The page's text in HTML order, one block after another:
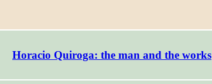
Horacio Quiroga: the man and the works